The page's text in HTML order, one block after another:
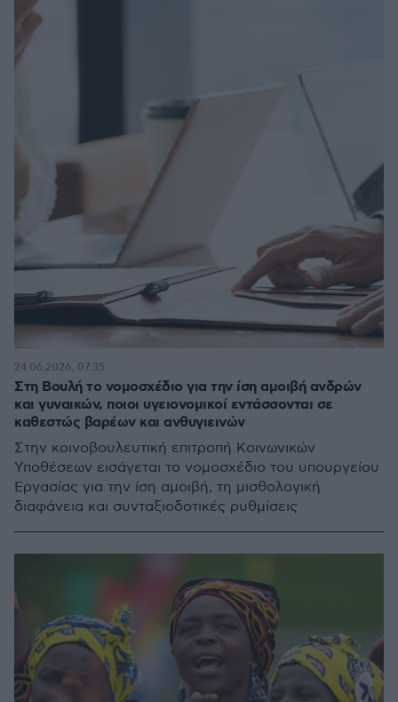
Στη Βουλή το νομοσχέδιο για την ίση αμοιβή ανδρών
και γυναικών, ποιοι υγειονομικοί εντάσσονται σε
καθεστώς βαρέων και ανθυγιεινών
Στην κοινοβουλευτική επιτροπή Κοινωνικών
Υποθέσεων εισάγεται το νομοσχέδιο του υπουργείου
Εργασίας για την ίση αμοιβή, τη μισθολογική
διαφάνεια και συνταξιοδοτικές ρυθμίσεις
24.06.2026, 07:35